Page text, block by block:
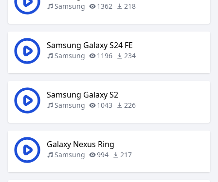
Samsung 1362 218
Samsung Galaxy S24 FE
Samsung 1196 234
Samsung Galaxy S2
Samsung 1043 226
Galaxy Nexus Ring
Samsung 994 217